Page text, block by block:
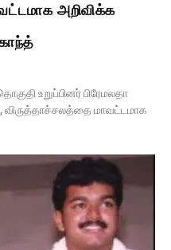
அறிவிக்க
உறுப்பினர் பிரேமலதா
விருத்தாச்சலத்தை மாவட்டமாக